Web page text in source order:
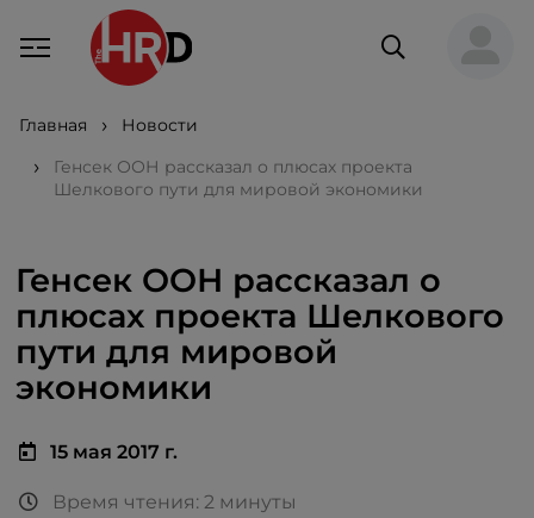
Главная
Новости
Генсек ООН рассказал о плюсах проекта
Шелкового пути для мировой экономики
Генсек ООН рассказал о
плюсах проекта Шелкового
пути для мировой
экономики
15 мая 2017 г.
Время чтения: 2 минуты